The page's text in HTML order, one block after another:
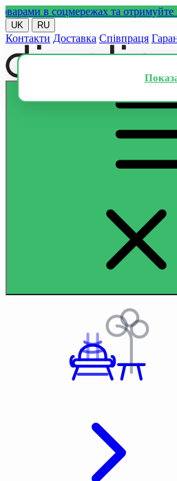
в соцмережах та отримуйте
UK RU
Контакти Доставка Співпраця